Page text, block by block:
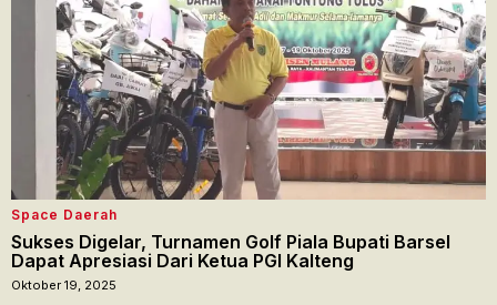
Space Daerah
Sukses Digelar, Turnamen Golf Piala Bupati Barsel
Dapat Apresiasi Dari Ketua PGI Kalteng
Oktober 19, 2025